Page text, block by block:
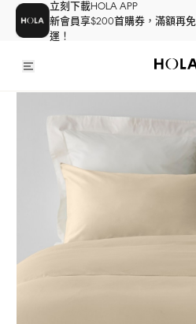
立刻下載HOLA APP
新會員享$200首購券，滿額再免
運！